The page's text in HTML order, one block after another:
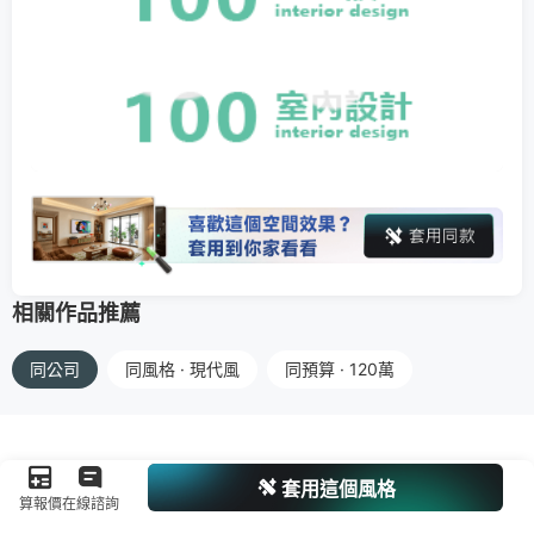
相關作品推薦
同公司 同風格 · 現代風 同預算 · 120萬
算報價在線諮詢
套用這個風格